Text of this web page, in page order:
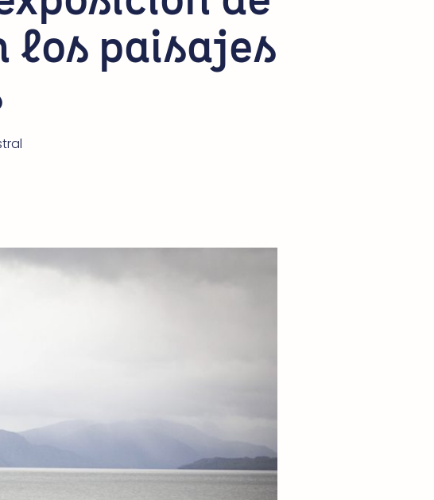
los paisajes